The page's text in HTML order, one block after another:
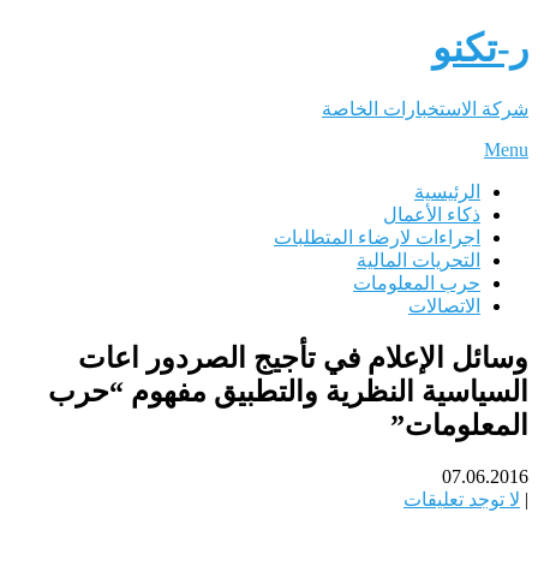
ر-تكنو
شركة الاستخبارات الخاصة
Menu
الرئيسية
ذكاء الأعمال
اجراءات لارضاء المتطلبات
التحريات المالية
حرب المعلومات
الاتصالات
وسائل الإعلام في تأجيج الصردور اعات
السياسية النظرية والتطبيق مفهوم “حرب
المعلومات”
07.06.2016
| لا توجد تعليقات